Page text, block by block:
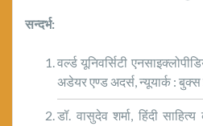
सन्दर्भ:
वर्ल्ड यूनिवर्सिटी
अडेयर एण्ड अदर्स, न्यूयार्क :
डॉ. वासुदेव शर्मा, हिंदी